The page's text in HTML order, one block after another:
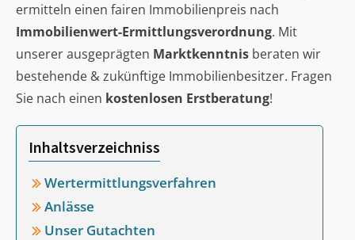
ermitteln einen fairen Immobilienpreis nach
Immobilienwert-Ermittlungsverordnung. Mit
unserer ausgeprägten Marktkenntnis beraten wir
bestehende & zukünftige Immobilienbesitzer. Fragen
Sie nach einen kostenlosen Erstberatung!
Inhaltsverzeichniss
Wertermittlungsverfahren
Anlässe
Unser Gutachten